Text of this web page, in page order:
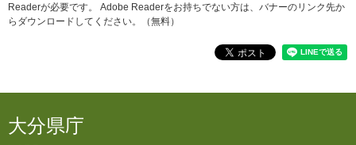
Readerが必要です。
Adobe Readerをお持ちでない方は、バナーのリンク先か
らダウンロードしてください。（無料）
大分県庁